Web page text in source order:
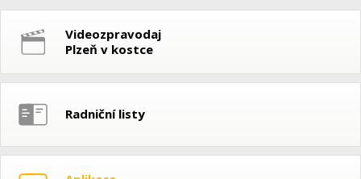
Videozpravodaj
Plzeň v kostce
Radniční listy